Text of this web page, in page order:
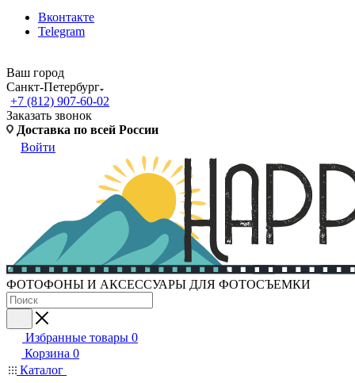
Вконтакте
Telegram
Ваш город
Санкт-Петербург
+7 (812) 907-60-02
Заказать звонок
Доставка по всей России
Войти
ФОТОФОНЫ И АКСЕССУАРЫ ДЛЯ ФОТОСЪЕМКИ
Избранные товары 0
Корзина 0
Каталог